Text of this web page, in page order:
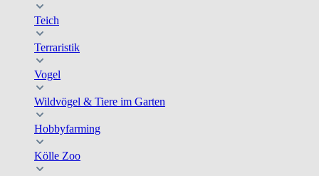
Teich
Terraristik
Vogel
Wildvögel & Tiere im Garten
Hobbyfarming
Kölle Zoo